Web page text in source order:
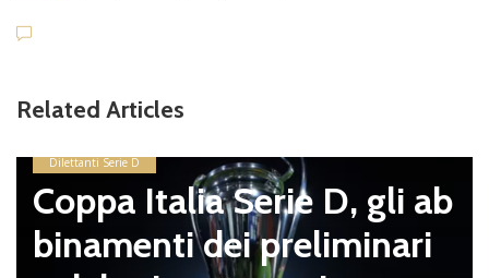
Related Articles
Dilettanti Serie D
Coppa Italia Serie D, gli ab
binamenti dei preliminari